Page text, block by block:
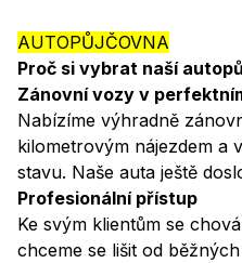
AUTOPŮJČOVNA
Proč si vybrat naší
Zánovní vozy v
Nabízíme výhradně
kilometrovým nájezdem a
stavu. Naše auta ještě
Profesionální přístup
Ke svým klientům se
chceme se lišit od